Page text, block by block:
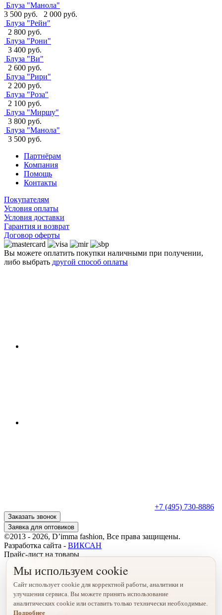
Блуза "Манола"
3 500 руб.
2 000 руб.
Блуза "Рейн"
2 800 руб.
Блуза "Рони"
3 400 руб.
Блуза "Ви"
2 600 руб.
Блуза "Рири"
2 200 руб.
Блуза "Роза"
2 100 руб.
Блуза "Миршу"
3 800 руб.
Блуза "Манола"
3 500 руб.
Партнёрам
Компания
Помощь
Контакты
Покупателям
Условия оплаты
Условия доставки
Гарантия и возврат
Договор оферты
Вы можете оплатить покупки наличными при получении,
либо выбрать другой способ оплаты
+7 (495) 730-8886
Заказать звонок
Заявка для оптовиков
©2013 - 2026, D’imma fashion, Все права защищены.
Разработка сайта - ВИКСАН
Прайс-лист на товары
Мы используем cookie
Сайт использует cookie для корректной работы, аналитики и
улучшения сервиса. Вы можете принять использование
аналитических cookie или оставить только технически необходимые.
Подробнее